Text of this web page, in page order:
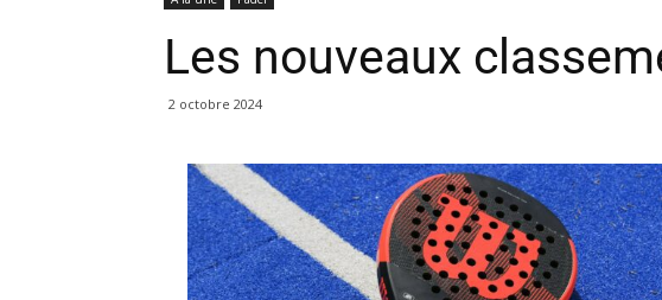
Les nouveaux
2 octobre 2024